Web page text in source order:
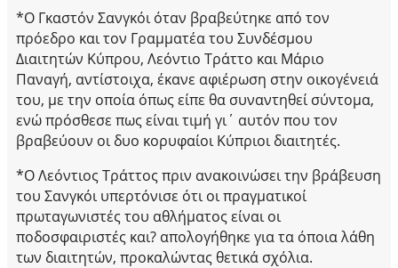
*Ο Γκαστόν Σανγκόι όταν βραβεύτηκε από τον
πρόεδρο και τον Γραμματέα του Συνδέσμου
Διαιτητών Κύπρου, Λεόντιο Τράττο και Μάριο
Παναγή, αντίστοιχα, έκανε αφιέρωση στην οικογένειά
του, με την οποία όπως είπε θα συναντηθεί σύντομα,
ενώ πρόσθεσε πως είναι τιμή γι΄ αυτόν που τον
βραβεύουν οι δυο κορυφαίοι Κύπριοι διαιτητές.
*Ο Λεόντιος Τράττος πριν ανακοινώσει την βράβευση
του Σανγκόι υπερτόνισε ότι οι πραγματικοί
πρωταγωνιστές του αθλήματος είναι οι
ποδοσφαιριστές και? απολογήθηκε για τα όποια λάθη
των διαιτητών, προκαλώντας θετικά σχόλια.